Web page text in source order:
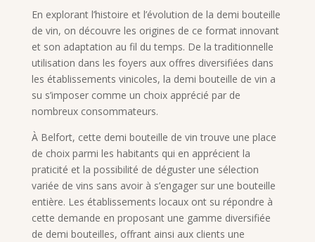
En explorant l’histoire et l’évolution de la demi bouteille
de vin, on découvre les origines de ce format innovant
et son adaptation au fil du temps. De la traditionnelle
utilisation dans les foyers aux offres diversifiées dans
les établissements vinicoles, la demi bouteille de vin a
su s’imposer comme un choix apprécié par de
nombreux consommateurs.
À Belfort, cette demi bouteille de vin trouve une place
de choix parmi les habitants qui en apprécient la
praticité et la possibilité de déguster une sélection
variée de vins sans avoir à s’engager sur une bouteille
entière. Les établissements locaux ont su répondre à
cette demande en proposant une gamme diversifiée
de demi bouteilles, offrant ainsi aux clients une